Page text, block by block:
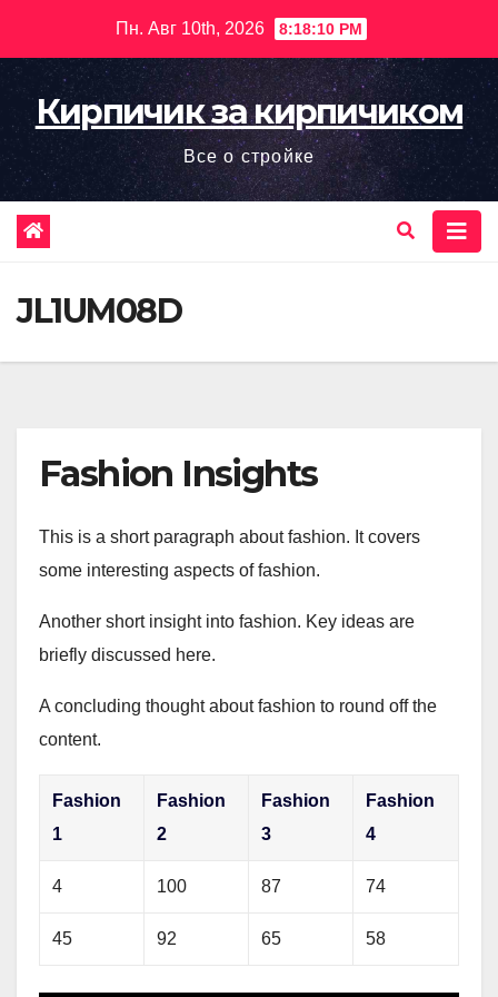
содержимому
Пн. Авг 10th, 2026 8:18:12 PM
Кирпичик за кирпичиком
Все о стройке
JL1UM08D
Fashion Insights
This is a short paragraph about fashion. It covers
some interesting aspects of fashion.
Another short insight into fashion. Key ideas are
briefly discussed here.
A concluding thought about fashion to round off the
content.
Fashion
1
Fashion
2
Fashion
3
Fashion
4
4 100 87 74
45 92 65 58